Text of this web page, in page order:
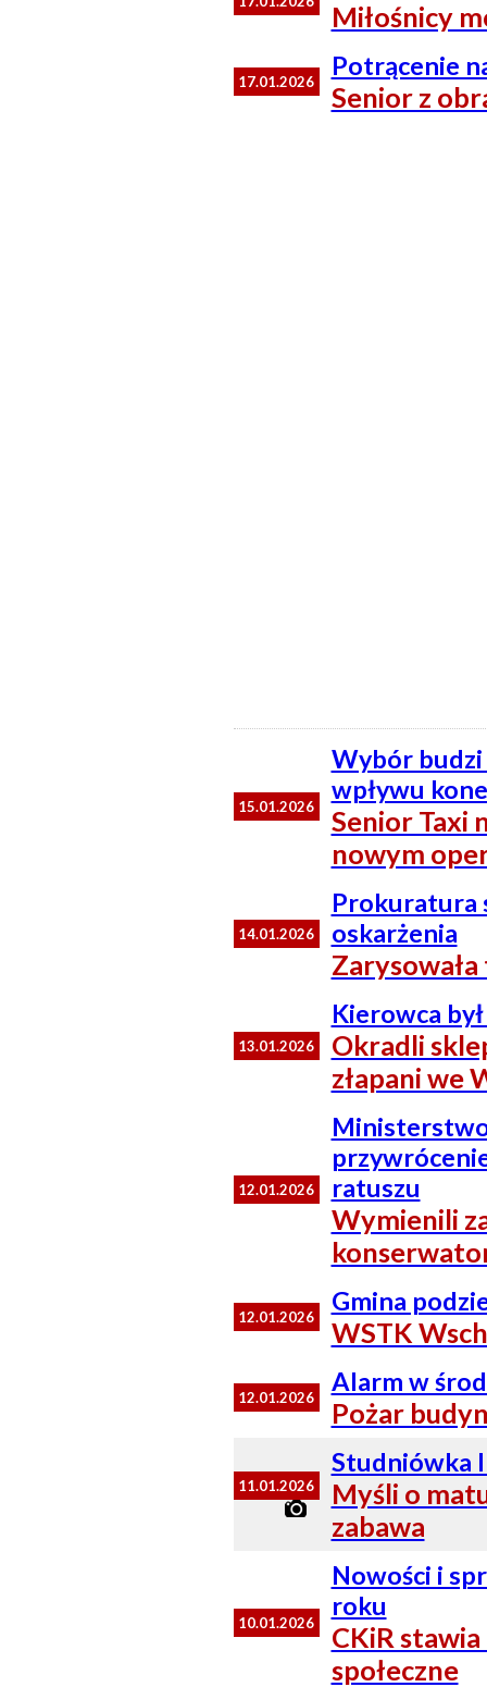
Miłośnicy
17.01.2026
Potrącenie
Senior z
15.01.2026
Wybór budzi
wpływu
Senior Taxi
nowym
14.01.2026
Prokuratura
oskarżenia
13.01.2026
Kierowca
Okradli
złapani we
12.01.2026
ratuszu
Wymienili
12.01.2026
Gmina
WSTK
12.01.2026
Alarm w
Pożar
11.01.2026
Studniówka I
Myśli o
zabawa
10.01.2026
Nowości i
roku
CKiR
społeczne